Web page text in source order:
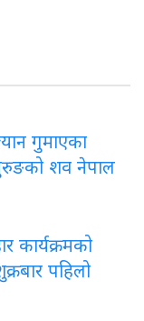
गुमाएका
गुरुङको शव नेपाल
कार्यक्रमको
पहिलो